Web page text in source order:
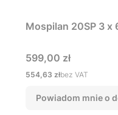
Mospilan 20SP 3 x
Cena
599,00 zł
Cena
554,63 złbez VAT
Powiadom mnie o